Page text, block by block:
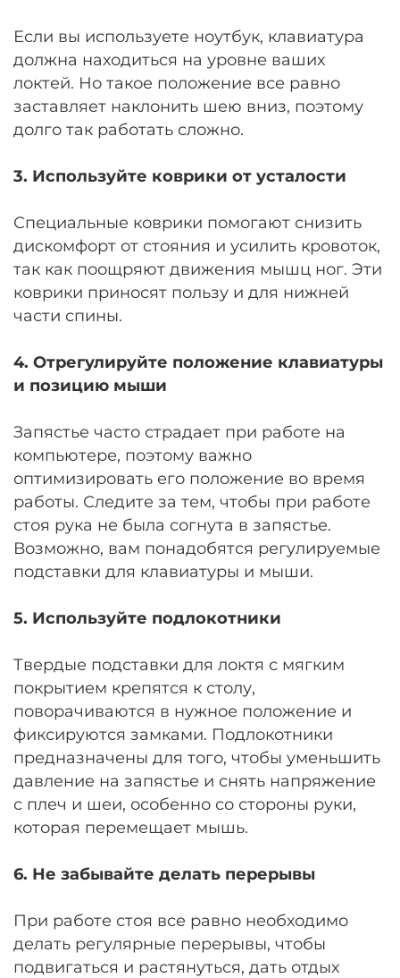
Если вы используете ноутбук, клавиатура
должна находиться на уровне ваших
локтей. Но такое положение все равно
заставляет наклонить шею вниз, поэтому
долго так работать сложно.
3. Используйте коврики от усталости
Специальные коврики помогают снизить
дискомфорт от стояния и усилить кровоток,
так как поощряют движения мышц ног. Эти
коврики приносят пользу и для нижней
части спины.
4. Отрегулируйте положение клавиатуры
и позицию мыши
Запястье часто страдает при работе на
компьютере, поэтому важно
оптимизировать его положение во время
работы. Следите за тем, чтобы при работе
стоя рука не была согнута в запястье.
Возможно, вам понадобятся регулируемые
подставки для клавиатуры и мыши.
5. Используйте подлокотники
Твердые подставки для локтя с мягким
покрытием крепятся к столу,
поворачиваются в нужное положение и
фиксируются замками. Подлокотники
предназначены для того, чтобы уменьшить
давление на запястье и снять напряжение
с плеч и шеи, особенно со стороны руки,
которая перемещает мышь.
6. Не забывайте делать перерывы
При работе стоя все равно необходимо
делать регулярные перерывы, чтобы
подвигаться и растянуться, дать отдых